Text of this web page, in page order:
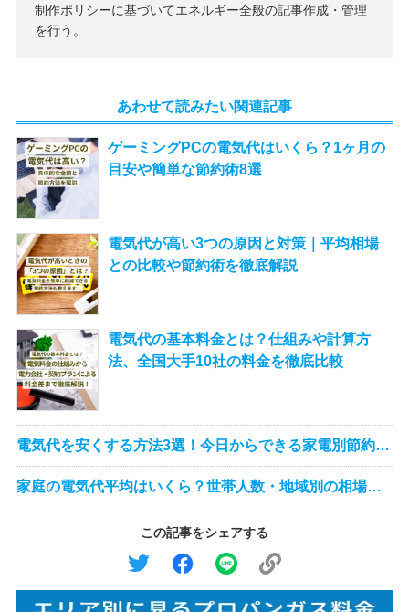
制作ポリシーに基づいてエネルギー全般の記事作成・管理
を行う。
あわせて読みたい関連記事
ゲーミングPCの電気代はいくら？1ヶ月の
目安や簡単な節約術8選
電気代が高い3つの原因と対策｜平均相場
との比較や節約術を徹底解説
電気代の基本料金とは？仕組みや計算方
法、全国大手10社の料金を徹底比較
電気代を安くする方法3選！今日からできる家電別節約術
とプラン見直し
家庭の電気代平均はいくら？世帯人数・地域別の相場と
この記事をシェアする